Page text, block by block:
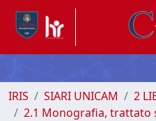
IRIS SIARI UNICAM
2
2.1 Monografia, trattato